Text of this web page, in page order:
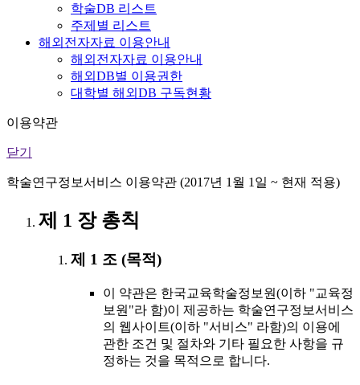
학술DB 리스트
주제별 리스트
해외전자자료 이용안내
해외전자자료 이용안내
해외DB별 이용권한
대학별 해외DB 구독현황
이용약관
닫기
학술연구정보서비스 이용약관 (2017년 1월 1일 ~ 현재 적용)
제 1 장 총칙
제 1 조 (목적)
이 약관은 한국교육학술정보원(이하 "교육정
보원"라 함)이 제공하는 학술연구정보서비스
의 웹사이트(이하 "서비스" 라함)의 이용에
관한 조건 및 절차와 기타 필요한 사항을 규
정하는 것을 목적으로 합니다.